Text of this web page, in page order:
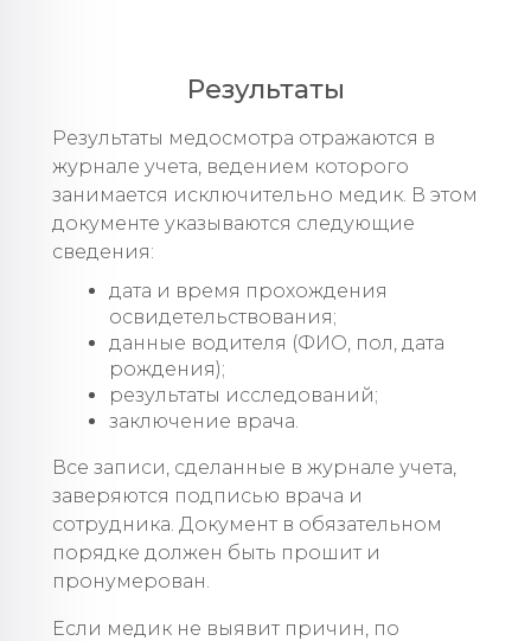
Результаты
Результаты медосмотра отражаются в
журнале учета, ведением которого
занимается исключительно медик. В этом
документе указываются следующие
сведения:
дата и время прохождения
освидетельствования;
данные водителя (ФИО, пол, дата
рождения);
результаты исследований;
заключение врача.
Все записи, сделанные в журнале учета,
заверяются подписью врача и
сотрудника. Документ в обязательном
порядке должен быть прошит и
пронумерован.
Если медик не выявит причин, по